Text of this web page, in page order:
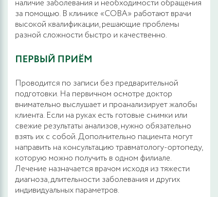
наличие заболевания и необходимости обращения
за помощью. В клинике «СОВА» работают врачи
высокой квалификации, решающие проблемы
разной сложности быстро и качественно.
ПЕРВЫЙ ПРИЁМ
Проводится по записи без предварительной
подготовки. На первичном осмотре доктор
внимательно выслушает и проанализирует жалобы
клиента. Если на руках есть готовые снимки или
свежие результаты анализов, нужно обязательно
взять их с собой. Дополнительно пациента могут
направить на консультацию травматологу-ортопеду,
которую можно получить в одном филиале.
Лечение назначается врачом исходя из тяжести
диагноза, длительности заболевания и других
индивидуальных параметров.